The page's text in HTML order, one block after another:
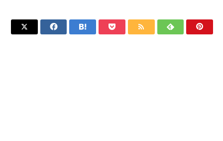
      